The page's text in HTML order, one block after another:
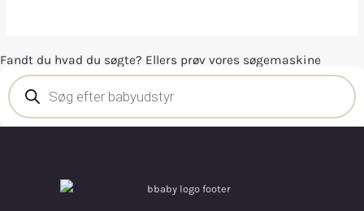
Fandt du hvad du søgte? Ellers prøv vores søgemaskine